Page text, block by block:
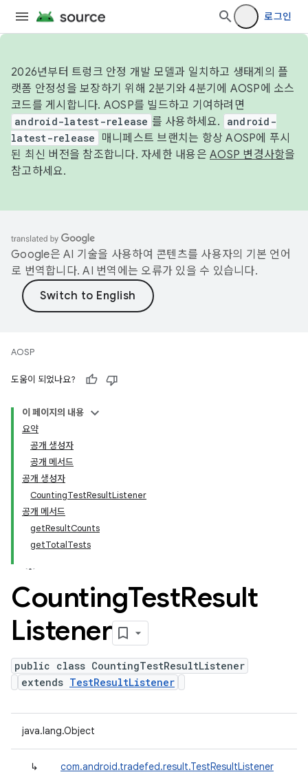
로그인
2026년부터 트렁크 안정 개발 모델과 일치하고 생태계의 플
랫폼 안정성을 보장하기 위해 2분기와 4분기에 AOSP에 소스
코드를 게시합니다. AOSP를 빌드하고 기여하려면
android-latest-release 를 사용하세요.
android-
latest-release
매니페스트 브랜치는 항상 AOSP에 푸시
된 최신 버전을 참조합니다. 자세한 내용은 AOSP 변경사항을
참고하세요.
Google은 AI 기술을 사용하여 콘텐츠를 사용자의 기본 언어
로 번역합니다. AI 번역에는 오류가 있을 수 있습니다.
AOSP
도움이 되었나요?
이 페이지의 내용
요약
공개 생성자
공개 메서드
공개 생성자
CountingTestResultListener
공개 메서드
getResultCounts
getTotalTests
CountingTestResult
Listener
public class CountingTestResultListener
extends TestResultListener
java.lang.Object
↳ com.android.tradefed.result.TestResultListener